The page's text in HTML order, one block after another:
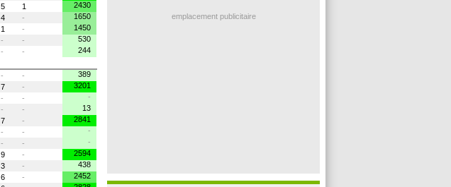
5 1
2430
4 -
1650
1 -
1450
- -
530
- -
244
- -
389
7 -
3201
- -
-
- -
13
7 -
2841
- -
-
- -
-
9 -
2594
3 -
438
6 -
2452
emplacement publicitaire